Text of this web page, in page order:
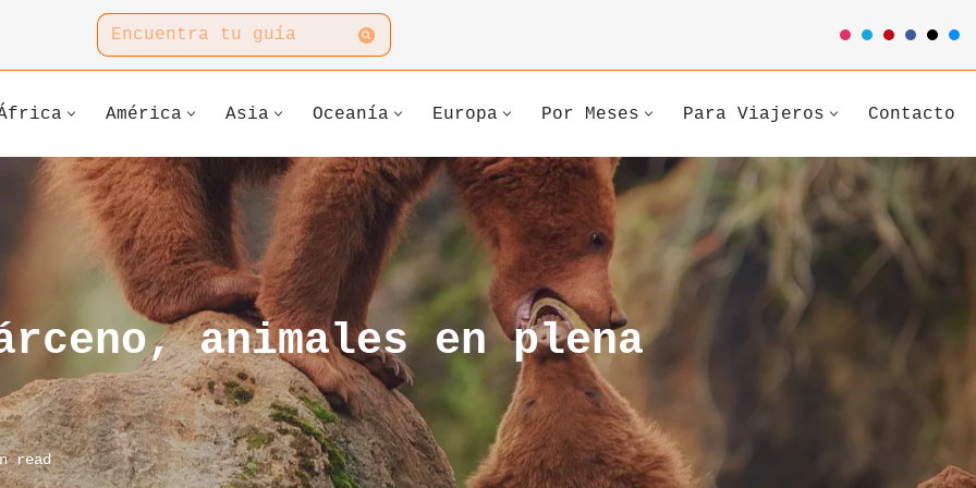
América Asia Oceanía Europa Por Meses Para Viajeros Contacto
animales en plena
read